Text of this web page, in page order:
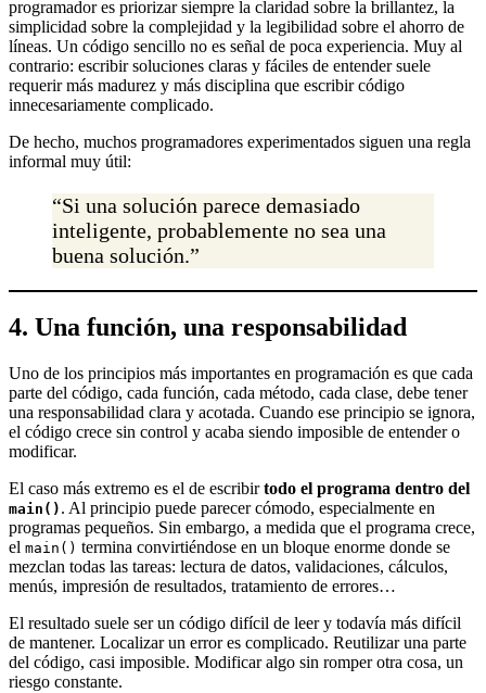
programador es priorizar siempre la claridad sobre la brillantez, la
simplicidad sobre la complejidad y la legibilidad sobre el ahorro de
líneas. Un código sencillo no es señal de poca experiencia. Muy al
contrario: escribir soluciones claras y fáciles de entender suele
requerir más madurez y más disciplina que escribir código
innecesariamente complicado.
De hecho, muchos programadores experimentados siguen una regla
informal muy útil:
“Si una solución parece demasiado
inteligente, probablemente no sea una
buena solución.”
4. Una función, una responsabilidad
Uno de los principios más importantes en programación es que cada
parte del código, cada función, cada método, cada clase, debe tener
una responsabilidad clara y acotada. Cuando ese principio se ignora,
el código crece sin control y acaba siendo imposible de entender o
modificar.
El caso más extremo es el de escribirtodo el programa dentro del
main() . Al principio puede parecer cómodo, especialmente en
programas pequeños. Sin embargo, a medida que el programa crece,
el main() termina convirtiéndose en un bloque enorme donde se
mezclan todas las tareas: lectura de datos, validaciones, cálculos,
menús, impresión de resultados, tratamiento de errores…
El resultado suele ser un código difícil de leer y todavía más difícil
de mantener. Localizar un error es complicado. Reutilizar una parte
del código, casi imposible. Modificar algo sin romper otra cosa, un
riesgo constante.